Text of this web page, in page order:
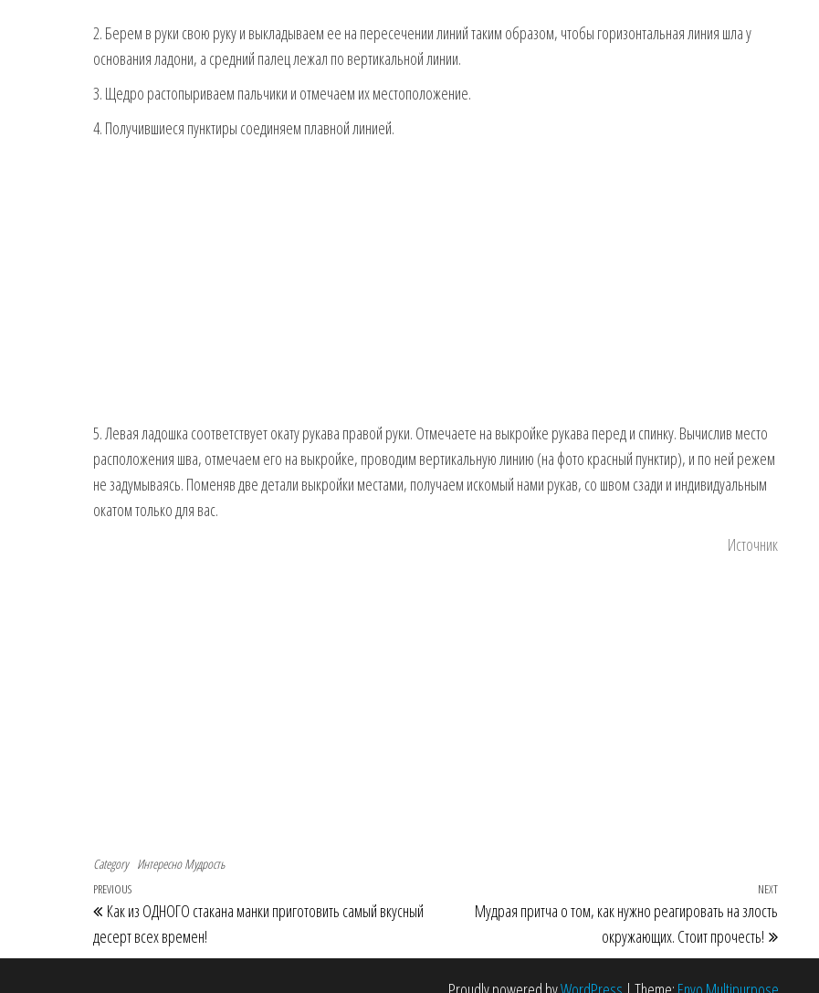
2. Берем в руки свою руку и выкладываем ее на пересечении линий таким образом, чтобы горизонтальная линия шла у
основания ладони, а средний палец лежал по вертикальной линии.
3. Щедро растопыриваем пальчики и отмечаем их местоположение.
4. Получившиеся пунктиры соединяем плавной линией.
5. Левая ладошка соответствует окату рукава правой руки. Отмечаете на выкройке рукава перед и спинку. Вычислив место
расположения шва, отмечаем его на выкройке, проводим вертикальную линию (на фото красный пунктир), и по ней режем
не задумываясь. Поменяв две детали выкройки местами, получаем искомый нами рукав, со швом сзади и индивидуальным
окатом только для вас.
Источник
Category Интересно Мудрость
Navigace pro příspěvek
Previous Post
PREVIOUS
Как из ОДНОГО стакана манки приготовить самый вкусный
десерт всех времен!
Next Post
NEXT
Мудрая притча о том, как нужно реагировать на злость
окружающих. Стоит прочесть!